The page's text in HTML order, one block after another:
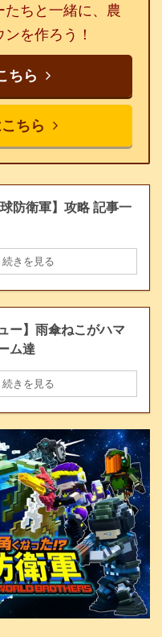
たちと一緒に、農
を作ろう！
ちら
ちら
球防衛軍】攻略 記事一
続きを見る
ー】雨傘ねこがハマ
ム達
続きを見る